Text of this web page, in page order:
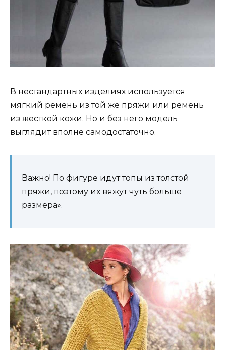
В нестандартных изделиях используется
мягкий ремень из той же пряжи или ремень
из жесткой кожи. Но и без него модель
выглядит вполне самодостаточно.
Важно! По фигуре идут топы из толстой
пряжи, поэтому их вяжут чуть больше
размера».